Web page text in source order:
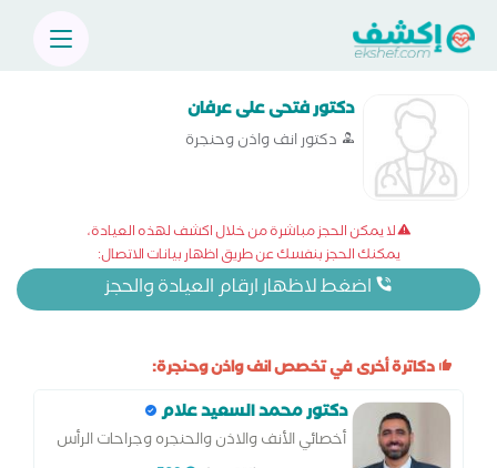
دكتور فتحى على عرفان
دكتور انف واذن وحنجرة
لا يمكن الحجز مباشرة من خلال اكشف لهذه العيادة،
يمكنك الحجز بنفسك عن طريق اظهار بيانات الاتصال:
اضغط لاظهار ارقام العيادة والحجز
دكاترة أخرى في تخصص انف واذن وحنجرة:
دكتور محمد السعيد علام
أخصائي الأنف والاذن والحنجره وجراحات الرأس